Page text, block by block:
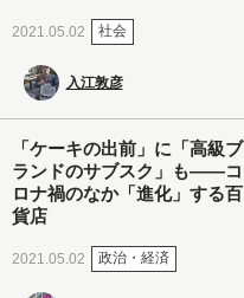
2021.05.02 社会
入江敦彦
「ケーキの出前」に「高級ブ
ランドのサブスク」も――コ
ロナ禍のなか「進化」する百
貨店
2021.05.02 政治・経済